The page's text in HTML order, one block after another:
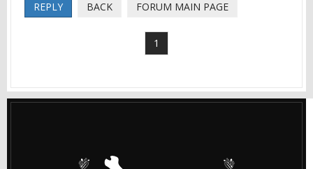
REPLY BACK FORUM MAIN PAGE
1